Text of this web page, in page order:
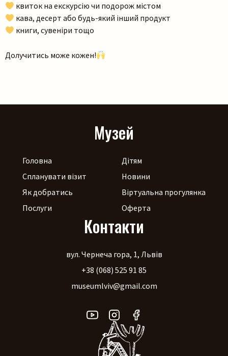
квиток на екскурсію чи подорож містом
кава, десерт або будь-який інший продукт
книги, сувеніри тощо
Долучитись може кожен!
Музей
Головна
Спланувати візит
Як добратись
Послуги
Дітям
Новини
Віртуальна прогулянка
Оферта
Контакти
вул. Чернеча гора, 1, Львів
+38 (068) 525 91 85
museumlviv@gmail.com